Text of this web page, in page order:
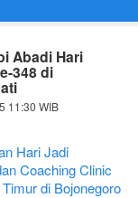
Abadi Hari
348 di
11:30 WIB
Hari Jadi
Coaching Clinic
di Bojonegoro